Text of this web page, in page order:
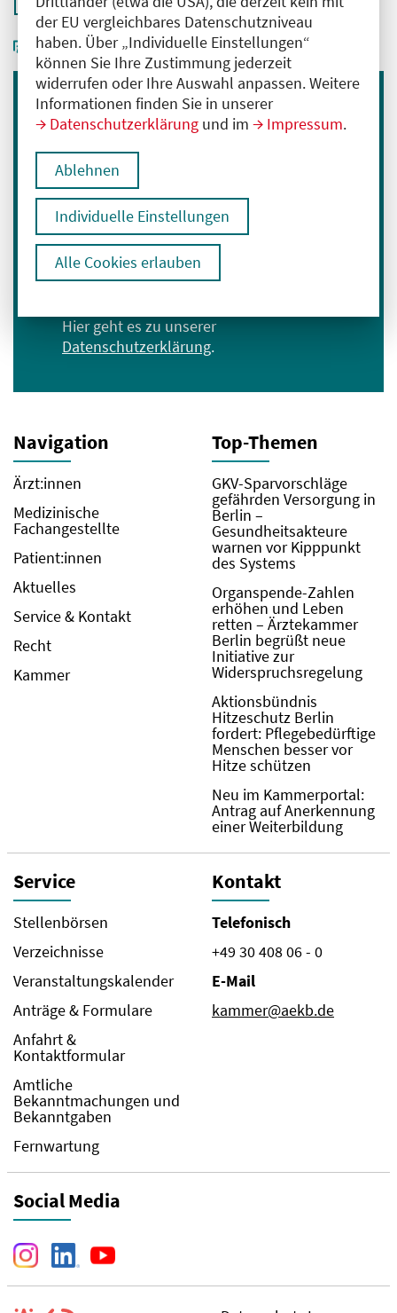
der EU vergleichbares Datenschutzniveau
haben. Über „Individuelle Einstellungen“
können Sie Ihre Zustimmung jederzeit
widerrufen oder Ihre Auswahl anpassen. Weitere
Informationen finden Sie in unserer
Datenschutzerklärung und im Impressum.
Ablehnen
Individuelle Einstellungen
Alle Cookies erlauben
Immer informiert bleiben
E-Mail-Adresse eingeben
Ich bin mit der Verarbeitung meiner Daten
Hier geht es zu unserer
Datenschutzerklärung.
Anmelden
Navigation
Ärzt:innen
Medizinische
Fachangestellte
Patient:innen
Aktuelles
Service & Kontakt
Recht
Kammer
Top-Themen
GKV-Sparvorschläge
gefährden Versorgung in
Berlin –
Gesundheitsakteure
warnen vor Kipppunkt
des Systems
Organspende-Zahlen
erhöhen und Leben
retten – Ärztekammer
Berlin begrüßt neue
Initiative zur
Widerspruchsregelung
Aktionsbündnis
Hitzeschutz Berlin
fordert: Pflegebedürftige
Menschen besser vor
Hitze schützen
Neu im Kammerportal:
Antrag auf Anerkennung
einer Weiterbildung
Service
Stellenbörsen
Verzeichnisse
Veranstaltungskalender
Anträge & Formulare
Anfahrt &
Kontaktformular
Amtliche
Bekanntmachungen und
Bekanntgaben
Fernwartung
Kontakt
Telefonisch
+49 30 408 06 - 0
E-Mail
kammer@aekb.de
Social Media